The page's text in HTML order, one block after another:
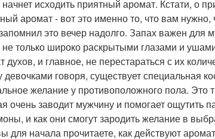
начнет исходить приятный аромат. Кстати, о
аромат - вот это именно то, что вам
это вечер надолго. Запах важен
только широко раскрытыми глазами и
духов, и главное, не перестараться с их
говоря, существует специальная
желание у противоположного пола.
очень заводит мужчину и помогает ощутить
и как они смогут зародить желание в
для начала прочитаете, как действуют